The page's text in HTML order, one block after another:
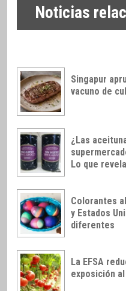
Noticias
Singapur
vacuno de
¿Las
Lo que
Colorantes
y Estados
diferentes
La EFSA
exposición al